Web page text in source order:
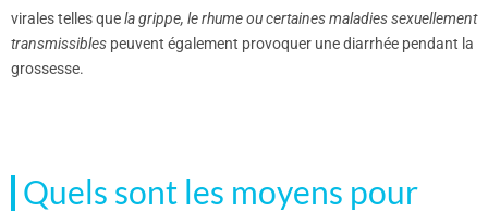
virales telles quela grippe, le rhume ou certaines maladies sexuellement
transmissibles peuvent également provoquer une diarrhée pendant la
grossesse.
Quels sont les moyens pour